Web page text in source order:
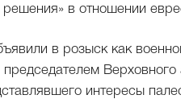
решения» в отношении
в розыск как
интересы